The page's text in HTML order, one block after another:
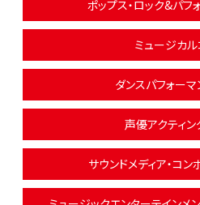
ポップス・ロック&パフ
ミュージカ
ダンスパフォー
声優アクティン
サウンドメディア・コ